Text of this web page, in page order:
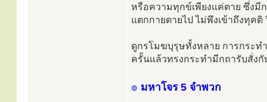
หรือความทุกข์เพียงแค่ตาย ซึ่งมี
แตกกายตายไป ไม่พึงเข้าถึงทุค
ดูกรโมฆบุรุษทั้งหลาย การกระท
ครั้นแล้วทรงกระทำมีกถารับสั่ง
๏ มหาโจร 5 จำพวก